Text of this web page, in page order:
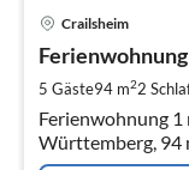
Crailsheim
5 Gäste94 m22
Ferienwohnung
Württemberg, 94